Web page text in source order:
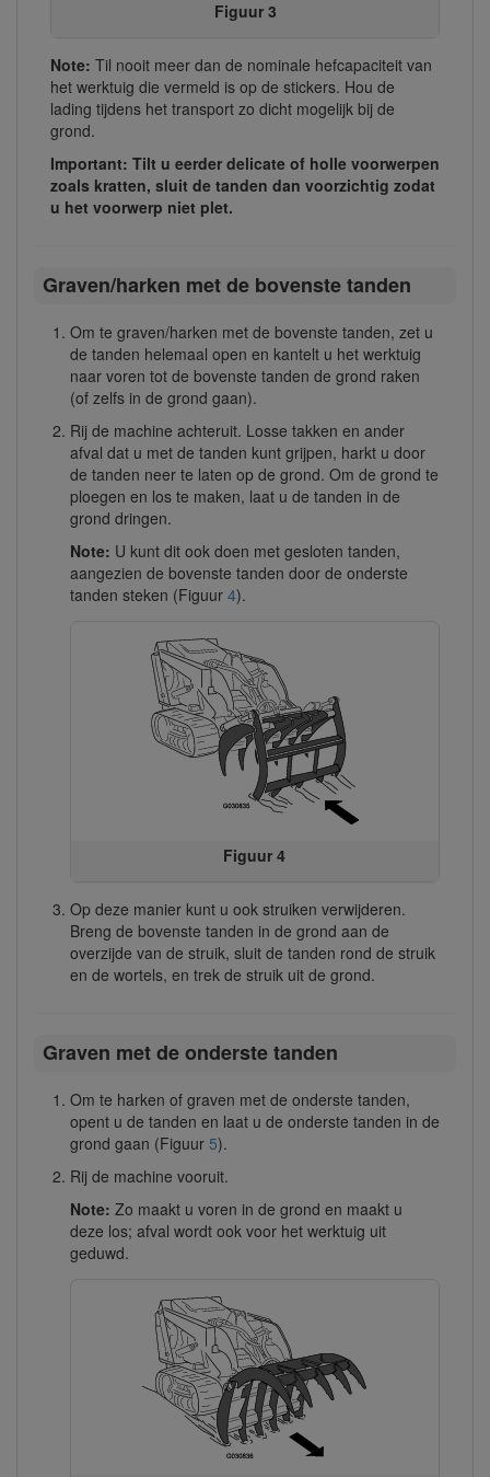
Figuur 3
Note: Til nooit meer dan de nominale hefcapaciteit van
het werktuig die vermeld is op de stickers. Hou de
lading tijdens het transport zo dicht mogelijk bij de
grond.
Important: Tilt u eerder delicate of holle voorwerpen
zoals kratten, sluit de tanden dan voorzichtig zodat
u het voorwerp niet plet.
Graven/harken met de bovenste tanden
Om te graven/harken met de bovenste tanden, zet u
de tanden helemaal open en kantelt u het werktuig
naar voren tot de bovenste tanden de grond raken
(of zelfs in de grond gaan).
Rij de machine achteruit. Losse takken en ander
afval dat u met de tanden kunt grijpen, harkt u door
de tanden neer te laten op de grond. Om de grond te
ploegen en los te maken, laat u de tanden in de
grond dringen.
Note: U kunt dit ook doen met gesloten tanden,
aangezien de bovenste tanden door de onderste
tanden steken (Figuur 4).
Figuur 4
Op deze manier kunt u ook struiken verwijderen.
Breng de bovenste tanden in de grond aan de
overzijde van de struik, sluit de tanden rond de struik
en de wortels, en trek de struik uit de grond.
Graven met de onderste tanden
Om te harken of graven met de onderste tanden,
opent u de tanden en laat u de onderste tanden in de
grond gaan (Figuur 5).
Rij de machine vooruit.
Note: Zo maakt u voren in de grond en maakt u
deze los; afval wordt ook voor het werktuig uit
geduwd.